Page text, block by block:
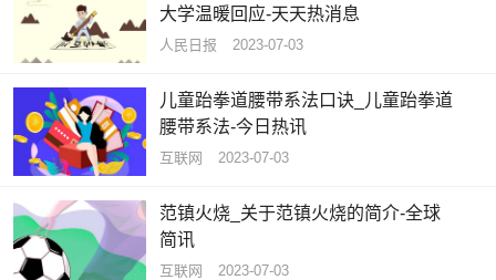
大学温暖回应-天天热消息
人民日报 2023-07-03
儿童跆拳道腰带系法口诀_儿童跆拳道
腰带系法-今日热讯
互联网 2023-07-03
范镇火烧_关于范镇火烧的简介-全球
简讯
互联网 2023-07-03